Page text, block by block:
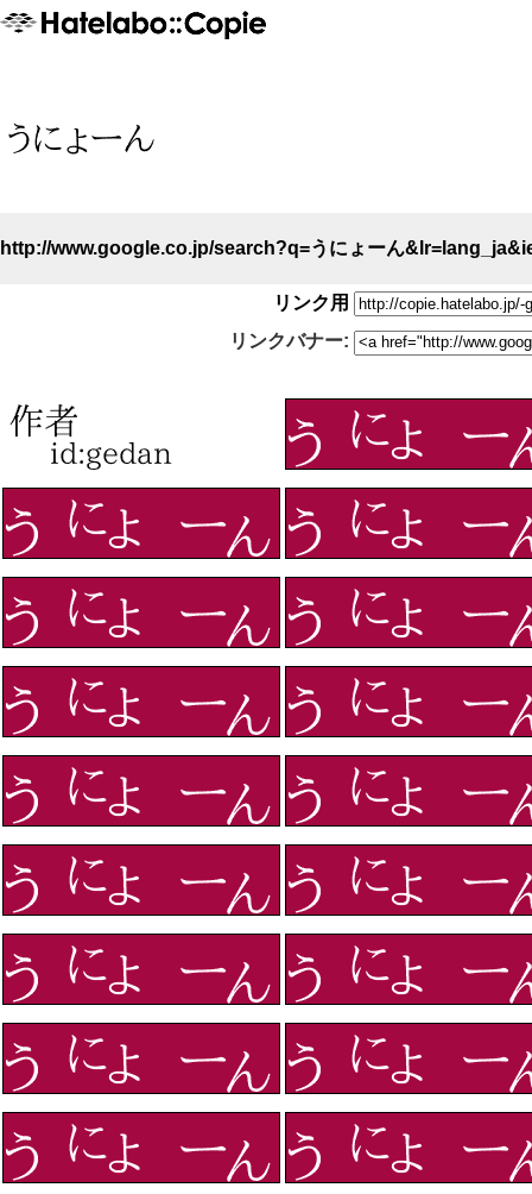
http://www.google.co.jp/search?q=うにょーん
リンク用
リンクバナー: